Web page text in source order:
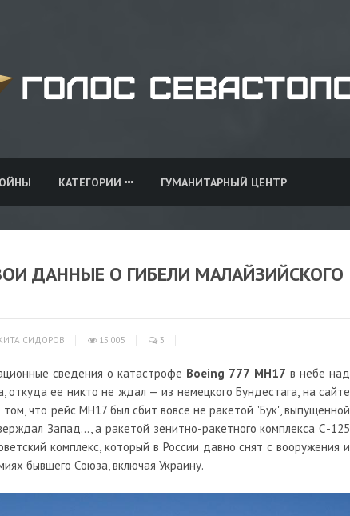
КАТЕГОРИИ ГУМАНИТАРНЫЙ ЦЕНТР
ДАННЫЕ О ГИБЕЛИ МАЛАЙЗИЙСКОГО
СИДОРОВ 15 005 3
сведения о катастрофе Boeing 777 MH17 в небе над
ее никто не ждал — из немецкого Бундестага, на сайте
что рейс МН17 был сбит вовсе не ракетой "Бук", выпущенной
Запад..., а ракетой зенитно-ракетного комплекса С-125
комплекс, который в России давно снят с вооружения и
бывшего Союза, включая Украину.